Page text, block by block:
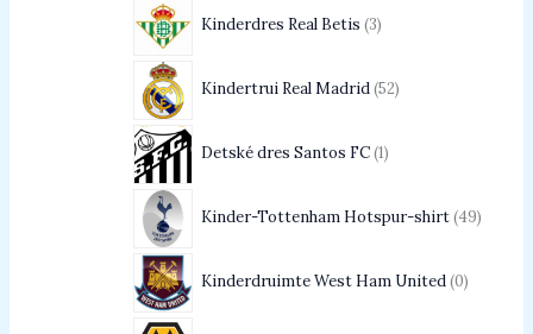
Kinderdres Real Betis 3
Kindertrui Real Madrid 52
Detské dres Santos FC 1
Kinder-Tottenham Hotspur-shirt 49
Kinderdruimte West Ham United 0